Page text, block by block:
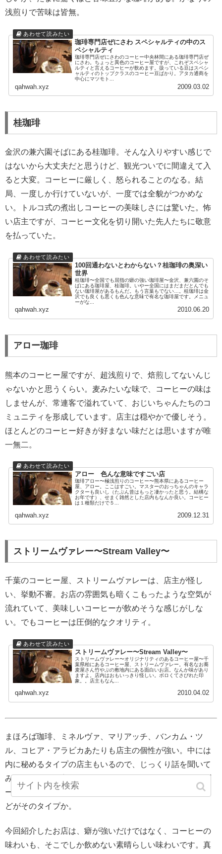
浅煎りで苦味は皆無。
珈琲専門店ぜにさわ スペシャルティの中のス
ペシャルティ
珈琲専門店ぜにさわのコーヒー中央林間にある珈琲専門店ぜ
にさわ。ちょっと異色のコーヒー屋ですが、これぞスペシャ
ルティと言えるコーヒーが飲めます。扱っている豆はスペシ
ャルティのトップクラスのコーヒー豆ばかり。アタカ通商を
中心にマツモト...
qahwah.xyz 2009.03.02
桂珈琲
金沢の兼六園そばにある桂珈琲。そんな入りやすい感じで
はないから大丈夫だと思うけど、観光ついでに間違えて入
ると大変。コーヒーに厳しく、怒られることのなる。結
局、一度しか行けていないが、一度では全貌がつかめな
い。トルコ式の煮出しコーヒーの美味しさには驚いた。怖
い店主ですが、コーヒー文化を切り開いた先人たちに敬意
を払っていた。
100回通わないとわからない？桂珈琲の奥深い
世界
桂珈琲〜全国でも屈指の癖の強い珈琲屋〜金沢、兼六園のそ
ばにある珈琲屋、桂珈琲。いやー全国にはまだまだとんでも
ない珈琲屋があるもんだ。もう言葉もでない…。桂珈琲は金
沢でも良くも悪くも色んな意味で有名な珈琲屋です。メニュ
ーがな...
qahwah.xyz 2010.06.20
アロー珈琲
熊本のコーヒー屋ですが、超浅煎りで、焙煎してないんじ
ゃないかと思うくらい。麦みたいな味で、コーヒーの味は
しませんが、常連客で溢れていて、おじいちゃんたちのコ
ミュニティを形成しています。店主は穏やかで優しそう。
ほとんどのコーヒー好きが好まない味だとは思いますが唯
一無二。
アロー 色んな意味ですごい店
珈琲アロー〜極浅煎りのコーヒー〜熊本県にあるコーヒー
屋、アロー。ここはすごい。マスターのおっちゃんのキャラ
クターも良いし（たぶん昔はもっと凄かったと思う。結構な
お年です）、せまく雑然とした店内もなんか良い。コーヒー
は１種類だけで５...
qahwah.xyz 2009.12.31
ストリームヴァレー〜Stream Valley〜
千葉のコーヒー屋、ストリームヴァレーは、店主が怪し
い、挙動不審。お店の雰囲気も暗くこもったような空気が
流れていて、美味しいコーヒーが飲めそうな感じがしな
い。でもコーヒーは圧倒的なクオリティ。
ストリームヴァレー〜Stream Valley〜
ストリームヴァレー〜オリジナリティのあるコーヒー屋〜千
葉県柏にあるコーヒー屋、ストリームヴァレー。有名なお蕎
麦屋さん竹やぶの敷地内にある面白いお店。なんか味があり
ますよ。店内はおもいっきり怪しい。ボロくてさびれた印
象。。店主もなん...
qahwah.xyz 2010.04.02
まほろば珈琲、ミネルヴァ、マリアッチ、バンカム・ツ
ル、コヒア・アラビカあたりも店主の個性が強い。中には
内に秘めるタイプの店主もいるので、じっくり話を聞いて
みると、すごい方もいると思います。カフェ・ドゥ・ワゾ
ーとか、どりっぷ、ハーモニー、カフェ・ド・フルカワな
どがそのタイプか。
今回紹介したお店は、癖が強いだけではなく、コーヒーの
味わいも、そこでしか飲めない素晴らしい味わいです。真